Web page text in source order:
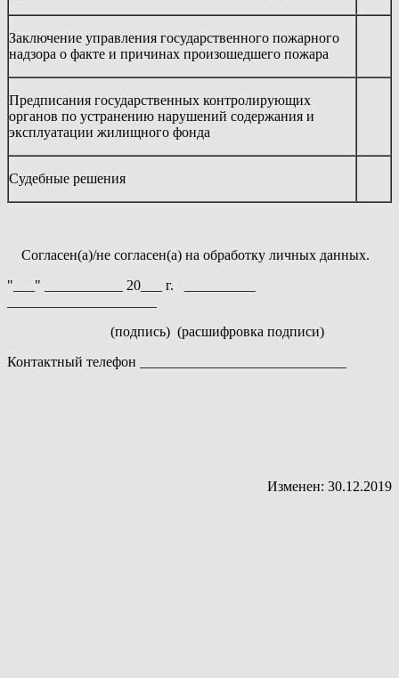
Заключение управления государственного пожарного
надзора о факте и причинах произошедшего пожара
Предписания государственных контролирующих
органов по устранению нарушений содержания и
эксплуатации жилищного фонда
Судебные решения
Согласен(а)/не согласен(а) на обработку личных данных.
"___" ___________ 20___ г. __________
(подпись) (расшифровка подписи)
Контактный телефон _____________________________
Изменен: 30.12.2019